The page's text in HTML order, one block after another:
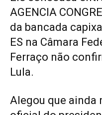
AGENCIA
da bancada
ES na Câmara
Ferraço não
Lula.
Alegou que ainda